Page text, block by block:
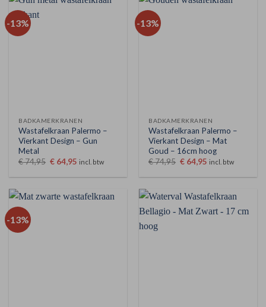
-13%
BADKAMERKRANEN
Wastafelkraan Palermo –
Vierkant Design – Gun
Metal
€74,95 Oorspronkelijke
was:
€ 64,95 Huidige
is:
incl. btw
-13%
BADKAMERKRANEN
Wastafelkraan Palermo –
Vierkant Design – Mat
Goud – 16cm hoog
€74,95 Oorspronkelijke
was:
€ 64,95 Huidige
is:
incl. btw
-13%